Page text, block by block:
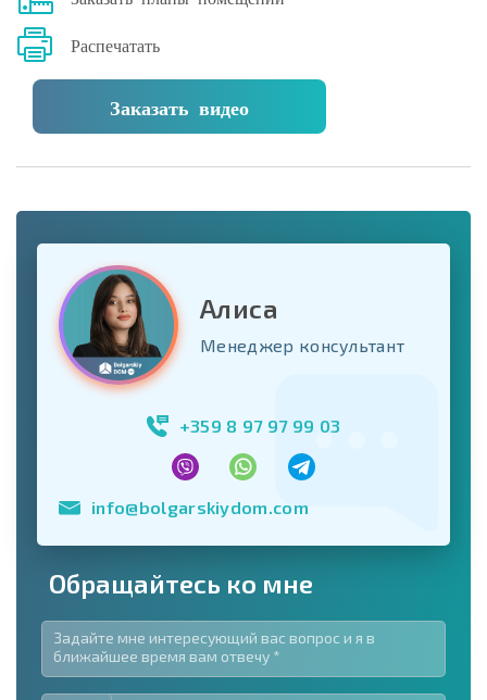
Распечатать
Заказать видео
Алиса
Менеджер консультант
+359 8 97 97 99 03
info@bolgarskiydom.com
Обращайтесь ко мне